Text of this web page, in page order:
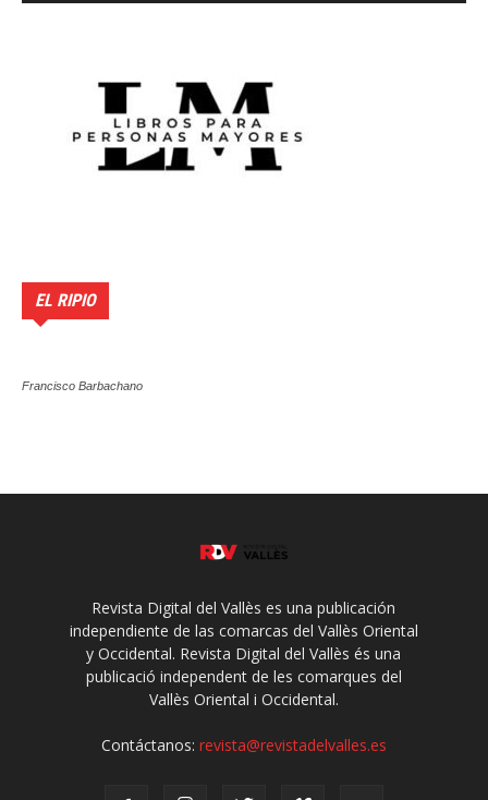
EL RIPIO
Francisco Barbachano
Revista Digital del Vallès es una publicación
independiente de las comarcas del Vallès Oriental
y Occidental. Revista Digital del Vallès és una
publicació independent de les comarques del
Vallès Oriental i Occidental.
Contáctanos: revista@revistadelvalles.es